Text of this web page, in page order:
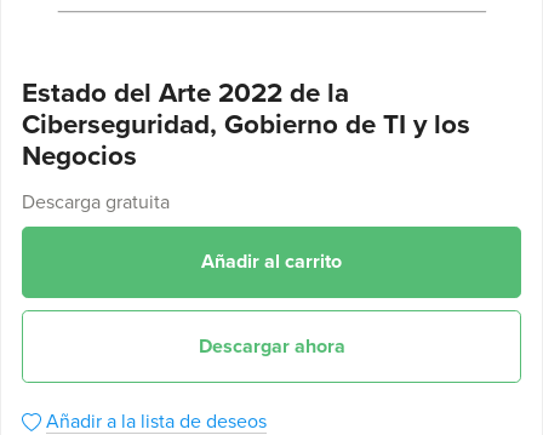
Estado del Arte 2022 de la
Ciberseguridad, Gobierno de TI y los
Negocios
Descarga gratuita
Añadir al carrito
Descargar ahora
Añadir a la lista de deseos